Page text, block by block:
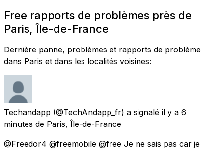
Free rapports de problèmes près de
Paris, Île-de-France
Dernière panne, problèmes et rapports de problème
dans Paris et dans les localités voisines:
Techandapp (@TechAndapp_fr) a signalé il y a 6
minutes de Paris, Île-de-France
@Freedor4 @freemobile @free Je ne sais pas car je